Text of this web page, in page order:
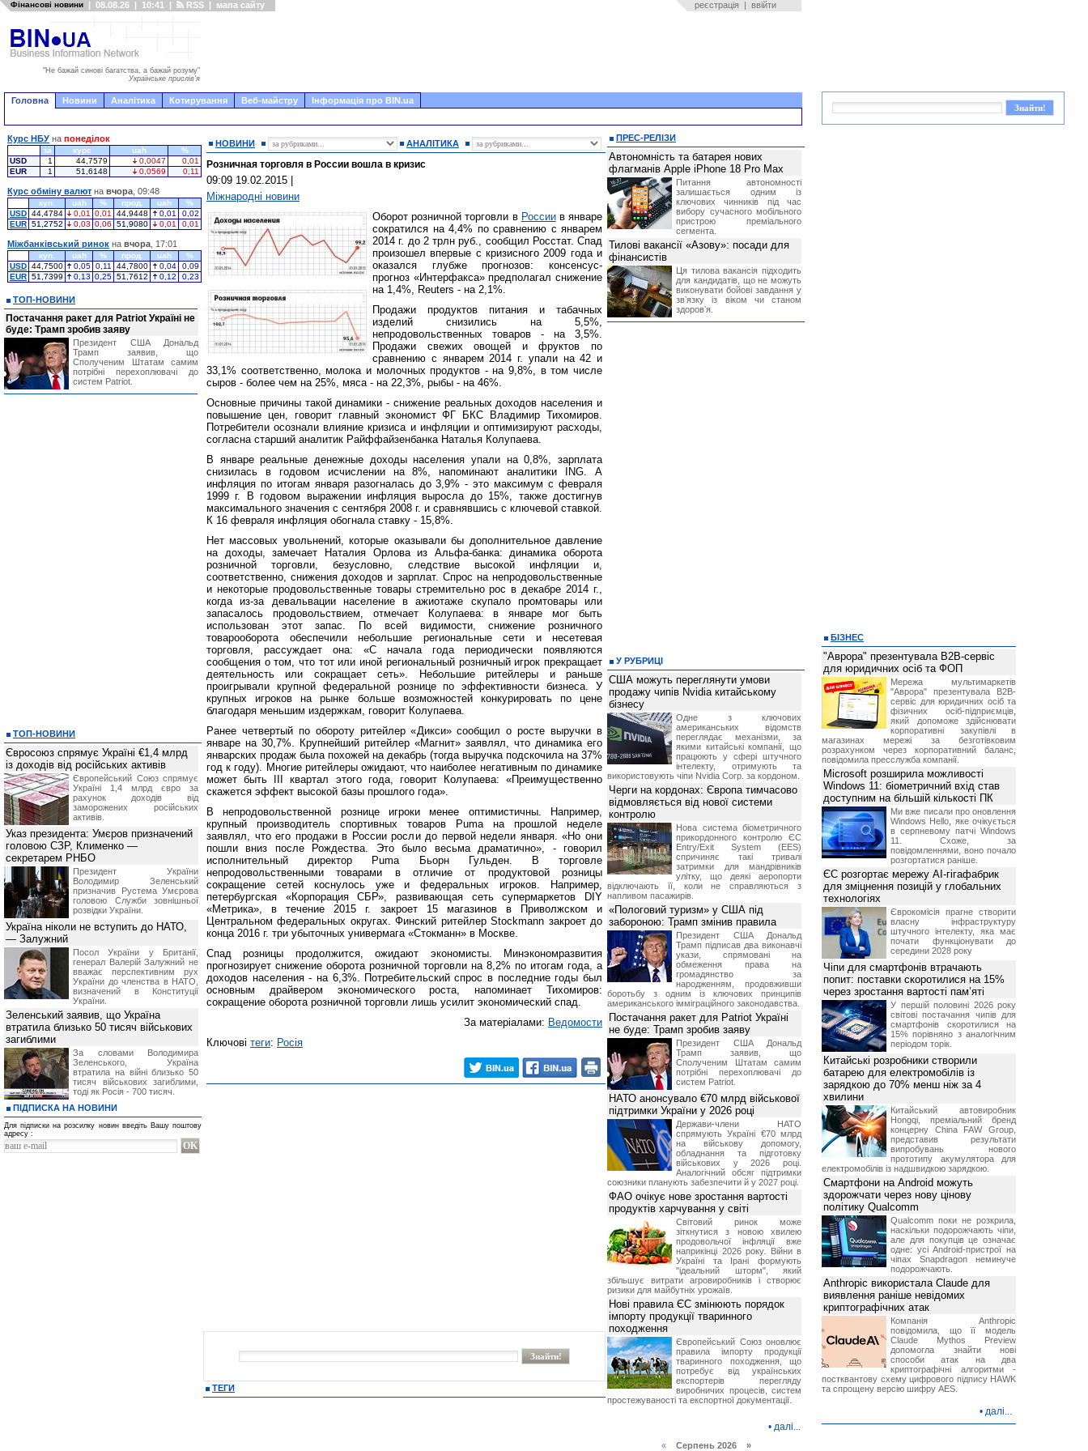
Фінансові новини | 08.08.26 | 10:41 | RSS | мапа сайту реєстрація | ввійти
"Не бажай синові багатства, а бажай розуму"
Українське прислів'я
Головна Новини Аналітика Котирування Веб-майстру Інформація про BIN.ua
НОВИНИ АНАЛІТИКА
Розничная торговля в России вошла в кризис
09:09 19.02.2015
Міжнародні новини
Оборот розничной торговли в Россиив январе
сократился на 4,4% по сравнению с январем
2014 г. до 2 трлн руб., сообщил Росстат. Спад
произошел впервые с кризисного 2009 года и
оказался глубже прогнозов: консенсус-
прогноз «Интерфакса» предполагал снижение
на 1,4%, Reuters - на 2,1%.
Продажи продуктов питания и табачных
изделий снизились на 5,5%,
непродовольственных товаров - на 3,5%.
Продажи свежих овощей и фруктов по
сравнению с январем 2014 г. упали на 42 и
33,1% соответственно, молока и молочных продуктов - на 9,8%, в том числе
сыров - более чем на 25%, мяса - на 22,3%, рыбы - на 46%.
Основные причины такой динамики - снижение реальных доходов населения и
повышение цен, говорит главный экономист ФГ БКС Владимир Тихомиров.
Потребители осознали влияние кризиса и инфляции и оптимизируют расходы,
согласна старший аналитик Райффайзенбанка Наталья Колупаева.
В январе реальные денежные доходы населения упали на 0,8%, зарплата
снизилась в годовом исчислении на 8%, напоминают аналитики ING. А
инфляция по итогам января разогналась до 3,9% - это максимум с февраля
1999 г. В годовом выражении инфляция выросла до 15%, также достигнув
максимального значения с сентября 2008 г. и сравнявшись с ключевой ставкой.
К 16 февраля инфляция обогнала ставку - 15,8%.
Нет массовых увольнений, которые оказывали бы дополнительное давление
на доходы, замечает Наталия Орлова из Альфа-банка: динамика оборота
розничной торговли, безусловно, следствие высокой инфляции и,
соответственно, снижения доходов и зарплат. Спрос на непродовольственные
и некоторые продовольственные товары стремительно рос в декабре 2014 г.,
когда из-за девальвации население в ажиотаже скупало промтовары или
запасалось продовольствием, отмечает Колупаева: в январе мог быть
использован этот запас. По всей видимости, снижение розничного
товарооборота обеспечили небольшие региональные сети и несетевая
торговля, рассуждает она: «С начала года периодически появляются
сообщения о том, что тот или иной региональный розничный игрок прекращает
деятельность или сокращает сеть». Небольшие ритейлеры и раньше
проигрывали крупной федеральной рознице по эффективности бизнеса. У
крупных игроков на рынке больше возможностей конкурировать по цене
благодаря меньшим издержкам, говорит Колупаева.
Ранее четвертый по обороту ритейлер «Дикси» сообщил о росте выручки в
январе на 30,7%. Крупнейший ритейлер «Магнит» заявлял, что динамика его
январских продаж была похожей на декабрь (тогда выручка подскочила на 37%
год к году). Многие ритейлеры ожидают, что наиболее негативным по динамике
может быть III квартал этого года, говорит Колупаева: «Преимущественно
скажется эффект высокой базы прошлого года».
В непродовольственной рознице игроки менее оптимистичны. Например,
крупный производитель спортивных товаров Puma на прошлой неделе
заявлял, что его продажи в России росли до первой недели января. «Но они
пошли вниз после Рождества. Это было весьма драматично», - говорил
исполнительный директор Puma Бьорн Гульден. В торговле
непродовольственными товарами в отличие от продуктовой розницы
сокращение сетей коснулось уже и федеральных игроков. Например,
петербургская «Корпорация СБР», развивающая сеть супермаркетов DIY
«Метрика», в течение 2015 г. закроет 15 магазинов в Приволжском и
Центральном федеральных округах. Финский ритейлер Stockmann закроет до
конца 2016 г. три убыточных универмага «Стокманн» в Москве.
Спад розницы продолжится, ожидают экономисты. Минэкономразвития
прогнозирует снижение оборота розничной торговли на 8,2% по итогам года, а
доходов населения - на 6,3%. Потребительский спрос в последние годы был
основным драйвером экономического роста, напоминает Тихомиров:
сокращение оборота розничной торговли лишь усилит экономический спад.
За матеріалами: Ведомости
Ключові теги: Росія
ТЕГИ
Курс НБУ на понеділок
за курс uah
%
USD
1 44,7579 0,0047
0,01
EUR
1 51,6148 0,0569 0,11
Курс обміну валют на вчора , 09:48
куп. uah % прод. uah
%
USD 44,4784 0,01 0,01 44,9448 0,01
0,02
EUR 51,2752 0,03 0,06 51,9080 0,01 0,01
Міжбанківський ринок на вчора , 17:01
куп. uah % прод. uah
%
USD 44,7500 0,05 0,11 44,7800 0,04
0,09
EUR 51,7399 0,13 0,25 51,7612 0,12 0,23
ТОП-НОВИНИ
Постачання ракет для Patriot Україні не
буде: Трамп зробив заяву
Президент США Дональд
Трамп заявив, що
Сполученим Штатам самим
потрібні перехоплювачі до
систем Patriot.
ТОП-НОВИНИ
Євросоюз спрямує Україні €1,4 млрд
із доходів від російських активів
Європейський Союз спрямує
Україні 1,4 млрд євро за
рахунок доходів від
заморожених російських
активів.
Указ президента: Умєров призначений
головою СЗР, Клименко —
секретарем РНБО
Президент України
Володимир Зеленський
призначив Pустема Умєрова
головою Служби зовнішньої
розвідки України.
Україна ніколи не вступить до НАТО,
— Залужний
Посол України у Британії,
генерал Валерій Залужний не
вважає перспективним рух
України до членства в НАТО,
визначений в Конституції
України.
Зеленський заявив, що Україна
втратила близько 50 тисяч військових
загиблими
За словами Володимира
Зеленського, Україна
втратила на війні близько 50
тисяч військових загиблими,
тоді як Росія - 700 тисяч.
ПІДПИСКА НА НОВИНИ
Для підписки на розсилку новин введіть Вашу поштову
адресу :
ПРЕС-РЕЛІЗИ
Автономність та батарея нових
флагманів Apple iPhone 18 Pro Max
Питання автономності
залишається одним із
ключових чинників під час
вибору сучасного мобільного
пристрою преміального
сегмента.
Тилові вакансії «Азову»: посади для
фінансистів
Ця тилова вакансія підходить
для кандидатів, що не можуть
виконувати бойові завдання у
звʼязку із віком чи станом
здоровʼя.
У РУБРИЦІ
США можуть переглянути умови
продажу чипів Nvidia китайському
бізнесу
Одне з ключових
американських відомств
переглядає механізми, за
якими китайські компанії, що
працюють у сфері штучного
інтелекту, отримують та
використовують чіпи Nvidia Corp. за кордоном.
Черги на кордонах: Європа тимчасово
відмовляється від нової системи
контролю
Нова система біометричного
прикордонного контролю ЄС
Entry/Exit System (EES)
спричиняє такі тривалі
затримки для мандрівників
улітку, що деякі аеропорти
відключають її, коли не справляються з
напливом пасажирів.
«Пологовий туризм» у США під
забороною: Трамп змінив правила
Президент США Дональд
Трамп підписав два виконавчі
укази, спрямовані на
обмеження права на
громадянство за
народженням, продовживши
боротьбу з одним із ключових принципів
американського імміграційного законодавства.
Постачання ракет для Patriot Україні
не буде: Трамп зробив заяву
Президент США Дональд
Трамп заявив, що
Сполученим Штатам самим
потрібні перехоплювачі до
систем Patriot.
НАТО анонсувало €70 млрд військової
підтримки України у 2026 році
Держави-члени НАТО
спрямують Україні €70 млрд
на військову допомогу,
обладнання та підготовку
військових у 2026 році.
Аналогічний обсяг підтримки
союзники планують забезпечити й у 2027 році.
ФАО очікує нове зростання вартості
продуктів харчування у світі
Світовий ринок може
зіткнутися з новою хвилею
продовольчої інфляції вже
наприкінці 2026 року. Війни в
Україні та Ірані формують
"ідеальний шторм", який
збільшує витрати агровиробників і створює
ризики для майбутніх урожаїв.
Нові правила ЄС змінюють порядок
імпорту продукції тваринного
походження
Європейський Союз оновлює
правила імпорту продукції
тваринного походження, що
потребує від українських
експортерів перегляду
виробничих процесів, систем
простежуваності та експортної документації.
• далі...
«Серпень 2026 »
БІЗНЕС
"Аврора" презентувала B2B-сервіс
для юридичних осіб та ФОП
Мережа мультимаркетів
"Аврора" презентувала B2B-
сервіс для юридичних осіб та
фізичних осіб-підприємців,
який допоможе здійснювати
корпоративні закупівлі в
магазинах мережі за безготівковим
розрахунком через корпоративний баланс,
повідомила пресслужба компанії.
Microsoft розширила можливості
Windows 11: біометричний вхід став
доступним на більшій кількості ПК
Ми вже писали про оновлення
Windows Hello, яке очікується
в серпневому патчі Windows
11. Схоже, за
повідомленнями, воно почало
розгортатися раніше.
ЄС розгортає мережу AI-гігафабрик
для зміцнення позицій у глобальних
технологіях
Єврокомісія прагне створити
власну інфраструктуру
штучного інтелекту, яка має
почати функціонувати до
середини 2028 року
Чіпи для смартфонів втрачають
попит: поставки скоротилися на 15%
через зростання вартості пам’яті
У першій половині 2026 року
світові постачання чипів для
смартфонів скоротилися на
15% порівняно з аналогічним
періодом торік.
Китайські розробники створили
батарею для електромобілів із
зарядкою до 70% менш ніж за 4
хвилини
Китайський автовиробник
Hongqi, преміальний бренд
концерну China FAW Group,
представив результати
випробувань нового
прототипу акумулятора для
електромобілів із надшвидкою зарядкою.
Смартфони на Android можуть
здорожчати через нову цінову
політику Qualcomm
Qualcomm поки не розкрила,
наскільки подорожчають чіпи,
але для покупців це означає
одне: усі Android-пристрої на
чіпах Snapdragon неминуче
подорожчають.
Anthropic використала Claude для
виявлення раніше невідомих
криптографічних атак
Компанія Anthropic
повідомила, що її модель
Claude Mythos Preview
допомогла знайти нові
способи атак на два
криптографічні алгоритми -
постквантову схему цифрового підпису HAWK
та спрощену версію шифру AES.
• далі...